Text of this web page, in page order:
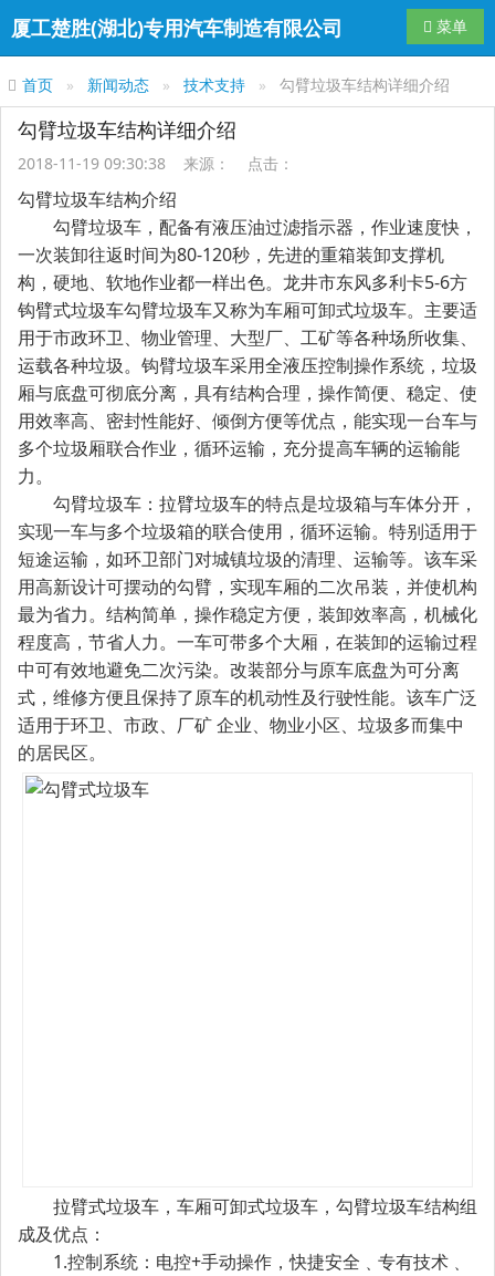
厦工楚胜(湖北)专用汽车制造有限公司 导航切换
菜单
首页 新闻动态 技术支持 勾臂垃圾车结构详细介绍
勾臂垃圾车结构详细介绍
2018-11-19 09:30:38 来源： 点击：
勾臂垃圾车结构介绍
勾臂垃圾车，配备有液压油过滤指示器，作业速度快，
一次装卸往返时间为80-120秒，先进的重箱装卸支撑机
构，硬地、软地作业都一样出色。龙井市东风多利卡5-6方
钩臂式垃圾车勾臂垃圾车又称为车厢可卸式垃圾车。主要适
用于市政环卫、物业管理、大型厂、工矿等各种场所收集、
运载各种垃圾。钩臂垃圾车采用全液压控制操作系统，垃圾
厢与底盘可彻底分离，具有结构合理，操作简便、稳定、使
用效率高、密封性能好、倾倒方便等优点，能实现一台车与
多个垃圾厢联合作业，循环运输，充分提高车辆的运输能
力。
勾臂垃圾车：拉臂垃圾车的特点是垃圾箱与车体分开，
实现一车与多个垃圾箱的联合使用，循环运输。特别适用于
短途运输，如环卫部门对城镇垃圾的清理、运输等。该车采
用高新设计可摆动的勾臂，实现车厢的二次吊装，并使机构
最为省力。结构简单，操作稳定方便，装卸效率高，机械化
程度高，节省人力。一车可带多个大厢，在装卸的运输过程
中可有效地避免二次污染。改装部分与原车底盘为可分离
式，维修方便且保持了原车的机动性及行驶性能。该车广泛
适用于环卫、市政、厂矿 企业、物业小区、垃圾多而集中
的居民区。
拉臂式垃圾车，车厢可卸式垃圾车，勾臂垃圾车结构组
成及优点：
1.控制系统：电控+手动操作，快捷安全﹑专有技术﹑